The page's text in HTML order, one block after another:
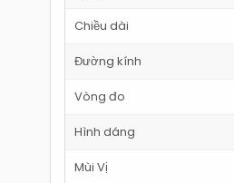
Chiều dài
Đường kính
Vòng đo
Hình dáng
Mùi Vị